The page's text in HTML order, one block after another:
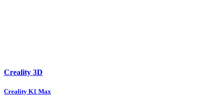
Creality 3D
Creality K1 Max